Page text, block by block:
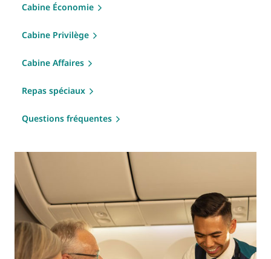
Cabine Économie
Cabine Privilège
Cabine Affaires
Repas spéciaux
Questions fréquentes